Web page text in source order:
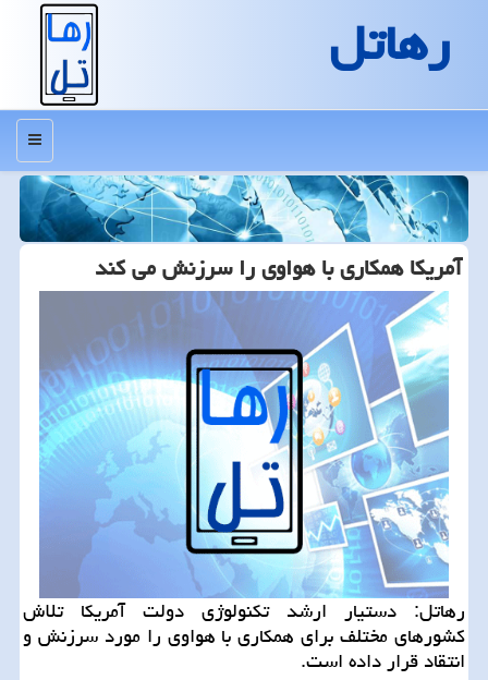
رهاتل
منو
آمریكا همكاری با هواوی را سرزنش می كند
رهاتل: دستیار ارشد تكنولوژی دولت آمریكا تلاش
كشورهای مختلف برای همكاری با هواوی را مورد سرزنش و
انتقاد قرار داده است.